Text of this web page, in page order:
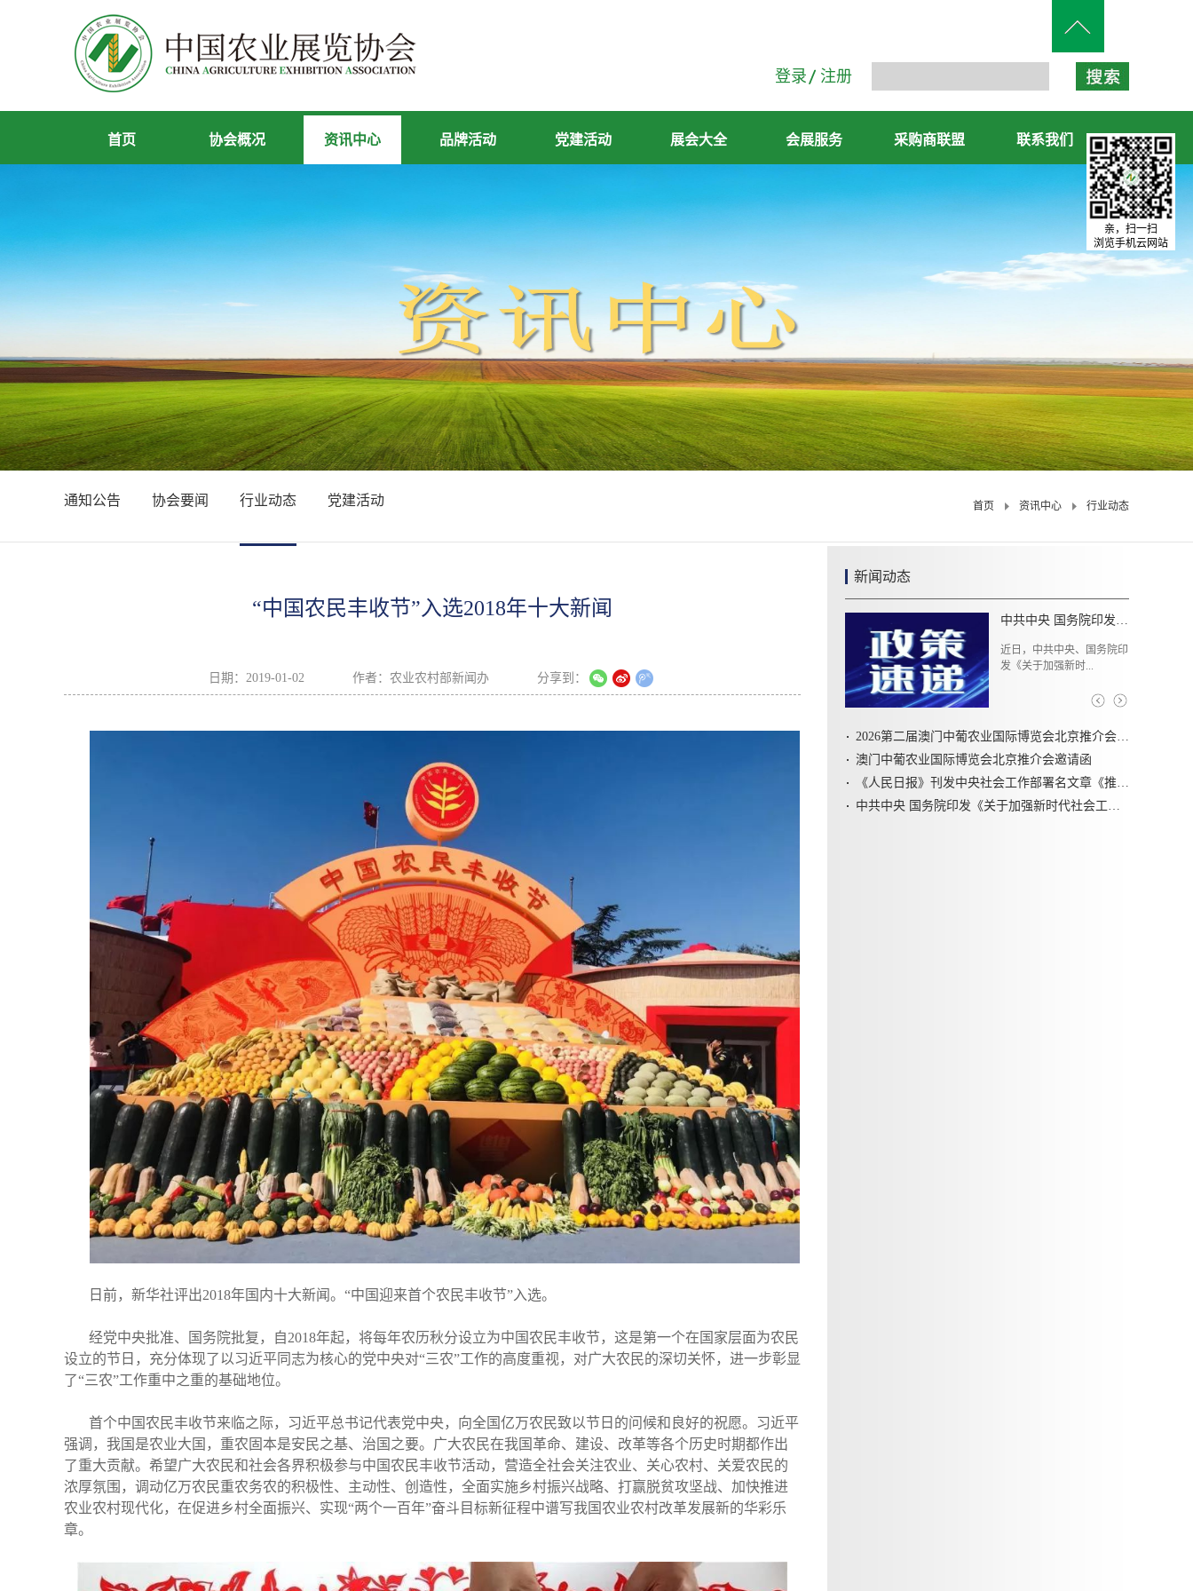
登录 注册
首页 协会概况 资讯中心 品牌活动 党建活动 展会大全 会展服务 采购商联盟 联系我们
通知公告 协会要闻 行业动态 党建活动 首页 资讯中心 行业动态
“中国农民丰收节”入选2018年十大新闻
日期： 2019-01-02 作者： 农业农村部新闻办 分享到：
日前，新华社评出2018年国内十大新闻。“中国迎来首个农民丰收节”入选。
经党中央批准、国务院批复，自2018年起，将每年农历秋分设立为中国农民丰收节，这是第一个在国家层面为农民
设立的节日，充分体现了以习近平同志为核心的党中央对“三农”工作的高度重视，对广大农民的深切关怀，进一步彰显
了“三农”工作重中之重的基础地位。
首个中国农民丰收节来临之际，习近平总书记代表党中央，向全国亿万农民致以节日的问候和良好的祝愿。习近平
强调，我国是农业大国，重农固本是安民之基、治国之要。广大农民在我国革命、建设、改革等各个历史时期都作出
了重大贡献。希望广大农民和社会各界积极参与中国农民丰收节活动，营造全社会关注农业、关心农村、关爱农民的
浓厚氛围，调动亿万农民重农务农的积极性、主动性、创造性，全面实施乡村振兴战略、打赢脱贫攻坚战、加快推进
农业农村现代化，在促进乡村全面振兴、实现“两个一百年”奋斗目标新征程中谱写我国农业农村改革发展新的华彩乐
章。
新闻动态
共建活化新生态 共赢乡村新机遇中国农业展览协会乡村资产活化利用专业委员会在京成立
2026年1月29日上午，中国
农业展览协...
2026第二届澳门中葡农业国际博览会北京推介会圆满召开
澳门中葡农业国际博览会北京推介会邀请函
《人民日报》刊发中央社会工作部署名文章《推动新时代社会工作高质量发展 坚定不移走中国特色社会主义社会治理之路》
中共中央 国务院印发《关于加强新时代社会工作的意见》
亲，扫一扫
浏览手机云网站